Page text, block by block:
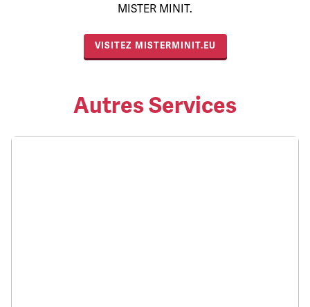
MISTER MINIT.
VISITEZ MISTERMINIT.EU
Autres Services